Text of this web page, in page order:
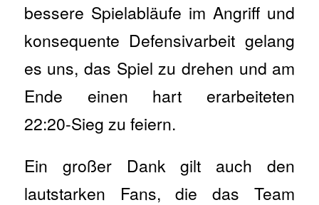
bessere Spielabläufe im Angriff und
konsequente Defensivarbeit gelang
es uns, das Spiel zu drehen und am
Ende einen hart erarbeiteten
22:20‑Sieg zu feiern.
Ein großer Dank gilt auch den
lautstarken Fans, die das Team